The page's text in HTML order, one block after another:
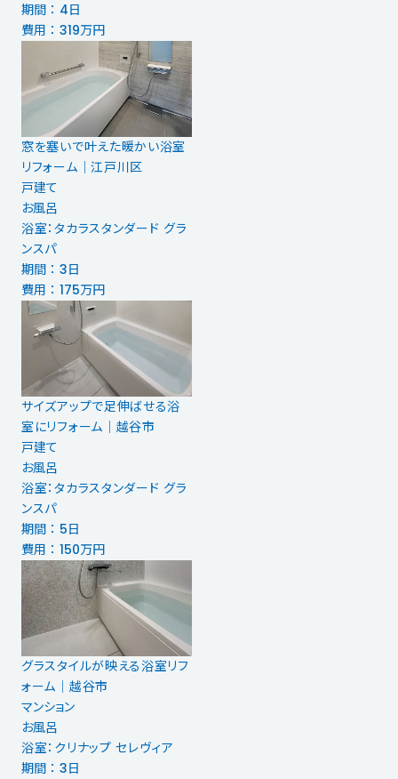
期間 ： 4日
費用 ： 319万円
窓を塞いで叶えた暖かい浴室
リフォーム｜江戸川区
戸建て
お風呂
浴室：タカラスタンダード グラ
ンスパ
期間 ： 3日
費用 ： 175万円
サイズアップで足伸ばせる浴
室にリフォーム｜越谷市
戸建て
お風呂
浴室：タカラスタンダード グラ
ンスパ
期間 ： 5日
費用 ： 150万円
グラスタイルが映える浴室リフ
ォーム│越谷市
マンション
お風呂
浴室：クリナップ セレヴィア
期間 ： 3日